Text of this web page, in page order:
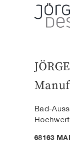
Bad-
68163